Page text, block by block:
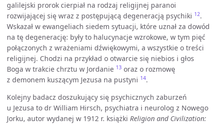
galilejski prorok cierpiał na rodzaj religijnej paranoi
rozwijającej się wraz z postępującą degeneracją psychiki 12.
Wskazał w ewangeliach siedem sytuacji, które uznał za dowód
na tę degenerację: były to halucynacje wzrokowe, w tym pięć
połączonych z wrażeniami dźwiękowymi, a wszystkie o treści
religijnej. Chodzi na przykład o otwarcie się niebios i głos
Boga w trakcie chrztu w Jordanie 13 oraz o rozmowę
z demonem kuszącym Jezusa na pustyni 14.
Kolejny badacz doszukujący się psychicznych zaburzeń
u Jezusa to dr William Hirsch, psychiatra i neurolog z Nowego
Jorku, autor wydanej w 1912 r. książki Religion and Civilization: